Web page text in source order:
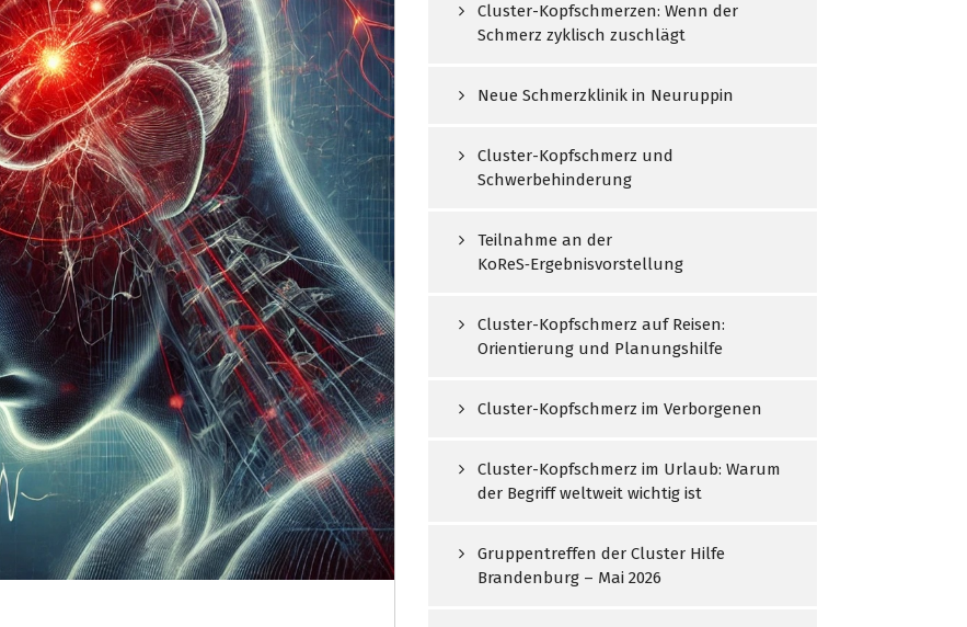
Cluster-Kopfschmerzen: Wenn der
Schmerz zyklisch zuschlägt
Neue Schmerzklinik in Neuruppin
Cluster-Kopfschmerz und
Schwerbehinderung
Teilnahme an der
KoReS‑Ergebnisvorstellung
Cluster-Kopfschmerz auf Reisen:
Orientierung und Planungshilfe
Cluster-Kopfschmerz im Verborgenen
Cluster-Kopfschmerz im Urlaub: Warum
der Begriff weltweit wichtig ist
Gruppentreffen der Cluster Hilfe
Brandenburg – Mai 2026